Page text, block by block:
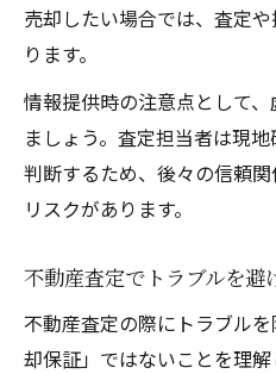
売却したい場合では、査定
ります。
情報提供時の注意点として
ましょう。査定担当者は現
判断するため、後々の信頼
リスクがあります。
不動産査定でトラブルを避
不動産査定の際にトラブル
却保証」ではないことを理解